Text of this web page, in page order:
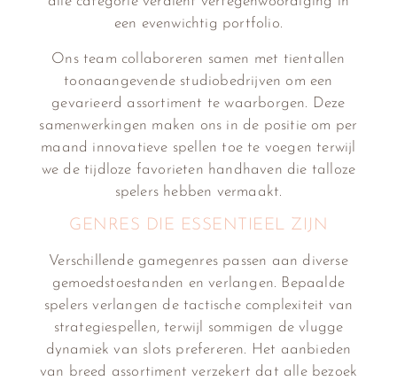
een evenwichtig portfolio.
Ons team collaboreren samen met tientallen
toonaangevende studiobedrijven om een
gevarieerd assortiment te waarborgen. Deze
samenwerkingen maken ons in de positie om per
maand innovatieve spellen toe te voegen terwijl
we de tijdloze favorieten handhaven die talloze
spelers hebben vermaakt.
GENRES DIE ESSENTIEEL ZIJN
Verschillende gamegenres passen aan diverse
gemoedstoestanden en verlangen. Bepaalde
spelers verlangen de tactische complexiteit van
strategiespellen, terwijl sommigen de vlugge
dynamiek van slots prefereren. Het aanbieden
van breed assortiment verzekert dat alle bezoek